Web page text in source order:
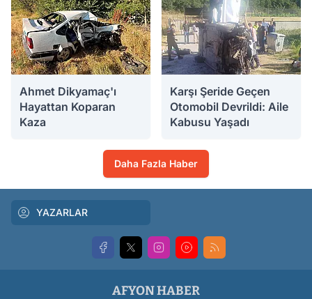
Ahmet Dikyamaç'ı
Hayattan Koparan
Kaza
02.08.2026 21:49
Karşı Şeride Geçen
Otomobil Devrildi: Aile
Kabusu Yaşadı
02.08.2026 17:38
Daha Fazla Haber
YAZARLAR
AFYON HABER